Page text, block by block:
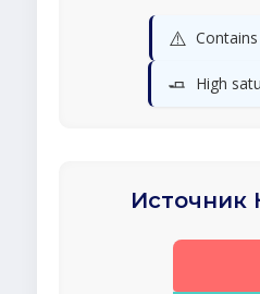
⚠️
🧈 High
Источник